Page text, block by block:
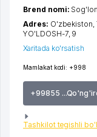
Mamlakat kodi: +998
+99855
Tashkilot tegishli
Brend nomi:
Adres: O'zbekiston,
YO'LDOSH-7, 9
Xaritada ko'rsatish